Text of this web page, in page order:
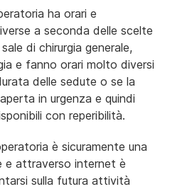
ha orari e
a seconda delle scelte
di chirurgia generale,
e fanno orari molto diversi
delle sedute o se la
in urgenza e quindi
con reperibilità.
è sicuramente una
e attraverso internet è
sulla futura attività